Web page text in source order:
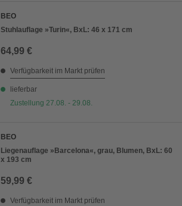
BEO
Stuhlauflage »Turin«, BxL: 46 x 171 cm
64,99 €
Verfügbarkeit im Markt prüfen
lieferbar
Zustellung 27.08. - 29.08.
BEO
Liegenauflage »Barcelona«, grau, Blumen, BxL: 60
x 193 cm
59,99 €
Verfügbarkeit im Markt prüfen